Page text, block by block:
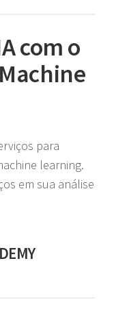
com o
para
learning.
em sua análise